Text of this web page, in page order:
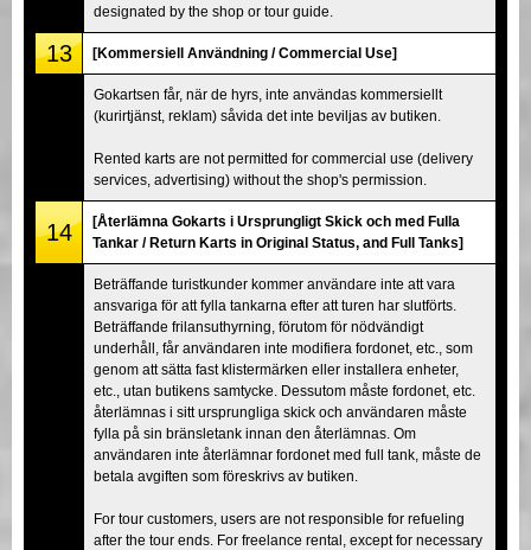
designated by the shop or tour guide.
13 [Kommersiell Användning / Commercial Use]
Gokartsen får, när de hyrs, inte användas kommersiellt
(kurirtjänst, reklam) såvida det inte beviljas av butiken.
Rented karts are not permitted for commercial use (delivery
services, advertising) without the shop's permission.
14
[Återlämna Gokarts i Ursprungligt Skick och med Fulla
Tankar / Return Karts in Original Status, and Full Tanks]
Beträffande turistkunder kommer användare inte att vara
ansvariga för att fylla tankarna efter att turen har slutförts.
Beträffande frilansuthyrning, förutom för nödvändigt
underhåll, får användaren inte modifiera fordonet, etc., som
genom att sätta fast klistermärken eller installera enheter,
etc., utan butikens samtycke. Dessutom måste fordonet, etc.
återlämnas i sitt ursprungliga skick och användaren måste
fylla på sin bränsletank innan den återlämnas. Om
användaren inte återlämnar fordonet med full tank, måste de
betala avgiften som föreskrivs av butiken.
For tour customers, users are not responsible for refueling
after the tour ends. For freelance rental, except for necessary